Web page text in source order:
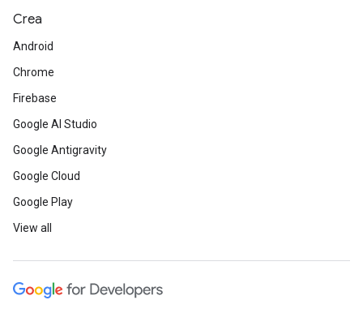
Crea
Android
Chrome
Firebase
Google AI Studio
Google Antigravity
Google Cloud
Google Play
View all